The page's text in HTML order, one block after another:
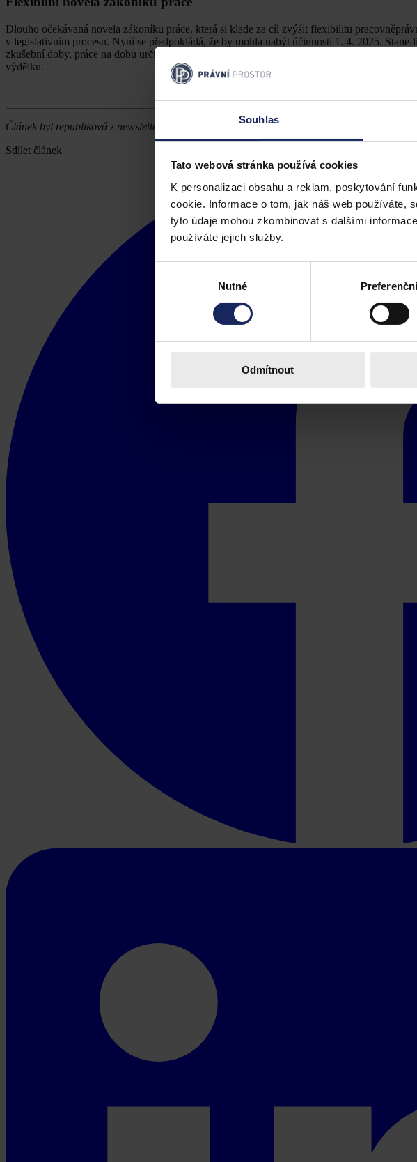
Souhlas
Tato webová stránka používá cookies
K personalizaci obsahu a reklam, poskytování
cookie. Informace o tom, jak náš web používáte,
tyto údaje mohou zkombinovat s dalšími
používáte jejich služby.
Nutné
Odmítnout
Dlouho očekávaná novela zákoníku práce, která si klade za cíl zvýšit flexibilitu
v legislativním procesu. Nyní se předpokládá, že by mohla nabýt účinnosti 1. 4. 2025.
zkušební doby, práce na dobu určitou, zaměstnávání osob pečujících o malé děti,
výdělku.
Článek byl republiková z newsletteru Aegis Law.
Sdílet článek